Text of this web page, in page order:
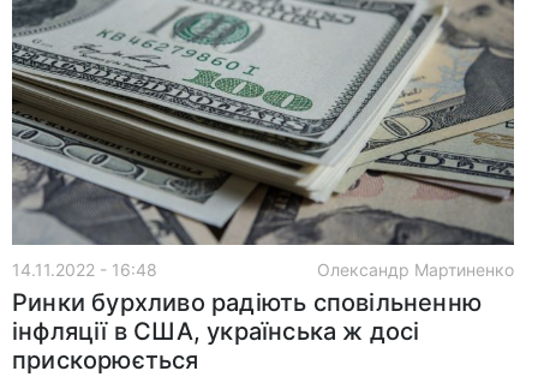
14.11.2022 - 16:48 Олександр Мартиненко
Ринки бурхливо радіють сповільненню
інфляції в США, українська ж досі
прискорюється